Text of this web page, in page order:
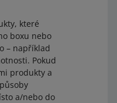
které
boxu nebo
– například
Pokud
produkty a
a/nebo do